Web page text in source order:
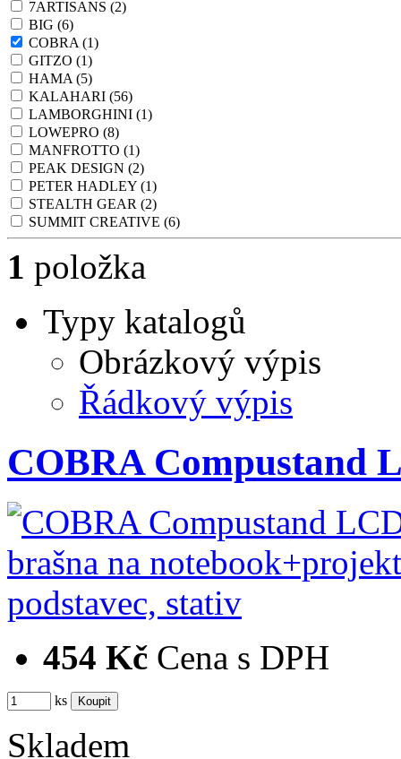
7ARTISANS (2)
BIG (6)
COBRA(1)
GITZO (1)
HAMA(5)
KALAHARI (56)
LAMBORGHINI (1)
LOWEPRO (8)
MANFROTTO (1)
PEAK DESIGN (2)
PETER HADLEY (1)
STEALTH GEAR (2)
SUMMIT CREATIVE (6)
1 položka
Typy katalogů
Obrázkový výpis
Řádkový výpis
COBRA Compustand
454 Kč Cena s DPH
ks
Skladem